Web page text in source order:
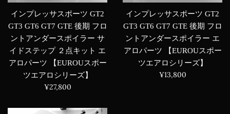
インプレッサスポーツ GT2
GT3 GT6 GT7 GTE 後期 フロ
ントアンダースポイラー サ
イドステップ ２点キット エ
アロパーツ 【EUROUスポー
ツエアロシリーズ】
通
価
¥27,800
インプレッサスポーツ GT2
GT3 GT6 GT7 GTE 後期 フロ
ントアンダースポイラー エ
アロパーツ 【EUROUスポー
ツエアロシリーズ】
通
¥13,800